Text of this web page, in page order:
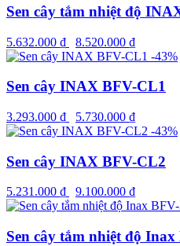
Sen cây tắm nhiệt độ
5.632.000 ₫ 8.520.000 ₫
-43%
Sen cây INAX BFV-CL1
3.293.000 ₫ 5.730.000 ₫
-43%
Sen cây INAX BFV-CL2
5.231.000 ₫ 9.100.000 ₫
Sen cây tắm nhiệt độ